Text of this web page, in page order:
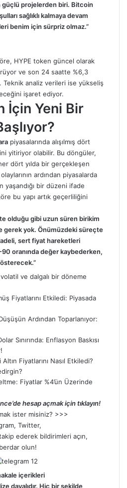
güçlü projelerden biri. Bitcoin
sağlıklı kalmaya devam
benim için sürpriz olmaz.”
HYPE token güncel olarak
ve son 24 saatte %6,3
Teknik analiz verileri ise yükseliş
işaret ediyor.
İçin Yeni Bir
piyasalarında alışılmış dört
yitiriyor olabilir. Bu döngüler,
dört yılda bir gerçekleşen
ardından piyasalarda
yaşandığı bir düzeni ifade
bu yapı artık geçerliliğini
olduğu gibi uzun süren birikim
gerek yok. Önümüzdeki süreçte
sert fiyat hareketleri
90 oranında değer kaybederken,
ve dalgalı bir döneme
Fiyatlarını Etkiledi: Piyasada
Ardından Toparlanıyor:
Sınırında: Enflasyon Baskısı
Fiyatlarını Nasıl Etkiledi?
Fiyatlar %4’ün Üzerinde
hesap açmak için tıklayın!
ister misiniz? >>>
, Twitter,
takip ederek bildirimleri açın,
olun!
içerikleri
dayalıdır. Hiç bir şekilde